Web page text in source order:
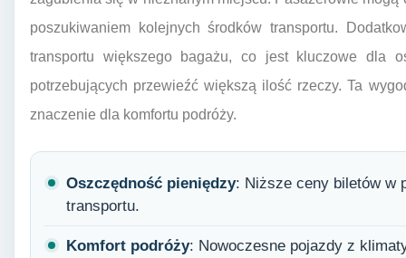
poszukiwaniem kolejnych środków transportu.
transportu większego bagażu, co jest kluczowe dla
potrzebujących przewieźć większą ilość rzeczy. Ta
znaczenie dla komfortu podróży.
Oszczędność pieniędzy: Niższe ceny biletów w
transportu.
Komfort podróży: Nowoczesne pojazdy z